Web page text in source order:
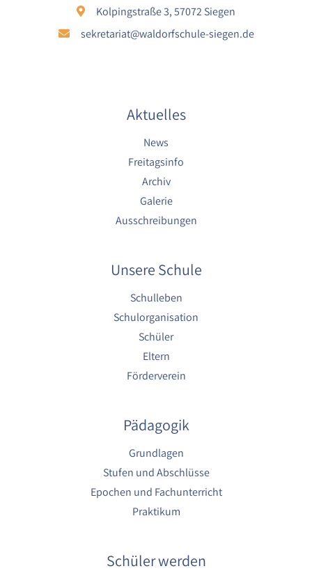
Kolpingstraße 3, 57072 Siegen
sekretariat@waldorfschule-siegen.de
Aktuelles
News
Freitagsinfo
Archiv
Galerie
Ausschreibungen
Unsere Schule
Schulleben
Schulorganisation
Schüler
Eltern
Förderverein
Pädagogik
Grundlagen
Stufen und Abschlüsse
Epochen und Fachunterricht
Praktikum
Schüler werden
1 Jahr
YouTube dienen der Erfassung von
Benutzerinteraktionen mit eingebetteten
Videos sowie der Bereitstellung von
Analysen zur Verbesserung der Videoqualität
und Benutzererfahrung.